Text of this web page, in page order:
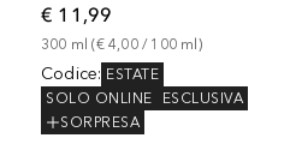
€ 11,99
300 ml (€ 4,00 / 100 ml )
Codice: ESTATE
SOLO ONLINE
ESCLUSIVA
SORPRESA